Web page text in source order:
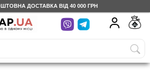
ДОСТАВКА ВІД 40 000 ГРН
UA
грн